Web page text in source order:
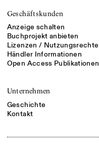
Geschäftskunden
Anzeige schalten
Buchprojekt anbieten
Lizenzen / Nutzungsrechte
Händler Informationen
Open Access Publikationen
Unternehmen
Geschichte
Kontakt